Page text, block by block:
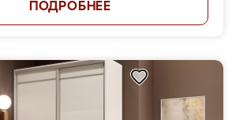
ПОДРОБНЕЕ